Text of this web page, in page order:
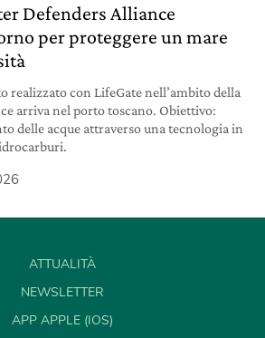
Defenders Alliance
per proteggere un mare
realizzato con LifeGate nell’ambito della
arriva nel porto toscano. Obiettivo:
delle acque attraverso una tecnologia in
ATTUALITÀ
NEWSLETTER
APP APPLE (IOS)